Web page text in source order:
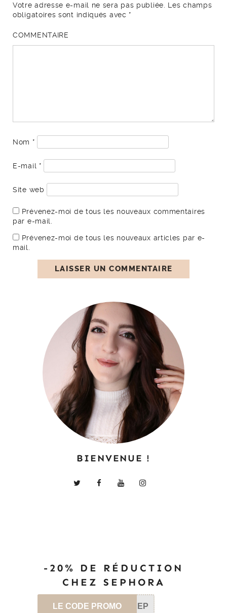
Votre adresse e-mail ne sera pas publiée.
Les champs
obligatoires sont indiqués avec *
COMMENTAIRE
Nom *
E-mail *
Site web
Prévenez-moi de tous les nouveaux commentaires
par e-mail.
Prévenez-moi de tous les nouveaux articles par e-
mail.
BIENVENUE !
-20% DE RÉDUCTION
CHEZ SEPHORA
LE CODE PROMO SEP